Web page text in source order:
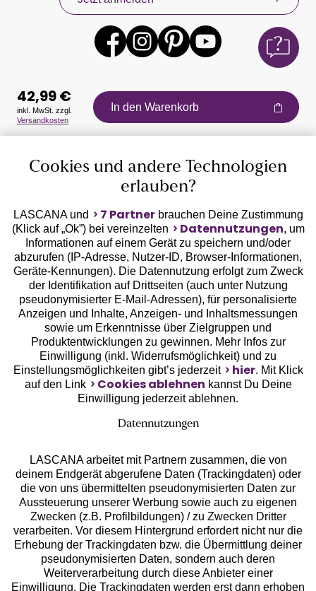
Auszeichnungen
Geprüfte Sicherheit
Unsere Apps
Services
Beratung
Über uns
42,99 €
inkl. MwSt. zzgl.
Versandkosten
In den Warenkorb
Cookies und andere Technologien
erlauben?
LASCANA und 7 Partnerbrauchen Deine Zustimmung
(Klick auf „Ok”) bei vereinzelten
Datennutzungen, um
Informationen auf einem Gerät zu speichern und/oder
abzurufen (IP-Adresse, Nutzer-ID, Browser-Informationen,
Geräte-Kennungen). Die Datennutzung erfolgt zum Zweck
der Identifikation auf Drittseiten (auch unter Nutzung
pseudonymisierter E-Mail-Adressen), für personalisierte
Anzeigen und Inhalte, Anzeigen- und Inhaltsmessungen
sowie um Erkenntnisse über Zielgruppen und
Produktentwicklungen zu gewinnen. Mehr Infos zur
Einwilligung (inkl. Widerrufsmöglichkeit) und zu
Einstellungsmöglichkeiten gibt’s jederzeit
hier. Mit Klick
auf den Link
Cookies ablehnen kannst Du Deine
Einwilligung jederzeit ablehnen.
Datennutzungen
LASCANA arbeitet mit Partnern zusammen, die von
deinem Endgerät abgerufene Daten (Trackingdaten) oder
die von uns übermittelten pseudonymisierten Daten zur
Aussteuerung unserer Werbung sowie auch zu eigenen
Zwecken (z.B. Profilbildungen) / zu Zwecken Dritter
verarbeiten. Vor diesem Hintergrund erfordert nicht nur die
Erhebung der Trackingdaten bzw. die Übermittlung deiner
pseudonymisierten Daten, sondern auch deren
Weiterverarbeitung durch diese Anbieter einer
Einwilligung. Die Trackingdaten werden erst dann erhoben